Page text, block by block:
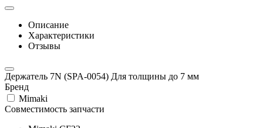
Описание
Характеристики
Отзывы
Держатель 7N (SPA-0054) Для толщины до 7 мм
Бренд
Mimaki
Совместимость запчасти